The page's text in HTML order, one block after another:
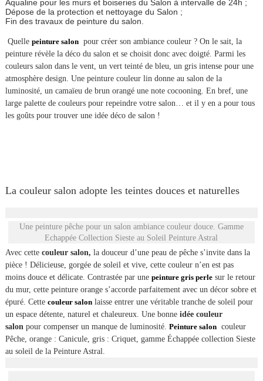
Aqualine pour les murs et boiseries du Salon à intervalle de 24h ;
Dépose de la protection et nettoyage du Salon ;
Fin des travaux de peinture du salon.
Quelle peinture salonpour créer son ambiance couleur ? On le sait, la
peinture révèle la déco du salon et se choisit donc avec doigté. Parmi les
couleurs salon dans le vent, un vert teinté de bleu, un gris intense pour une
atmosphère design. Une peinture couleur lin donne au salon de la
luminosité, un camaïeu de brun orangé une note cocooning. En bref, une
large palette de couleurs pour repeindre votre salon… et il y en a pour tous
les goûts pour trouver une idée déco de salon !
La couleur salon adopte les teintes douces et naturelles
Une peinture pêche pour un salon ambiance couleur douce. Gamme
Echappée Collection Sieste au Soleil Peinture Astral
Avec cette couleur salon, la douceur d’une peau de pêche s’invite dans la
pièce ! Délicieuse, gorgée de soleil et vive, cette couleur n’en est pas
moins douce et délicate. Contrastée par une peinture gris perle sur le retour
du mur, cette peinture orange s’accorde parfaitement avec un décor sobre et
épuré. Cette couleur salon laisse entrer une véritable tranche de soleil pour
un espace détente, naturel et chaleureux. Une bonne idée couleur
salon pour compenser un manque de luminosité. Peinture salon couleur
Pêche, orange : Canicule, gris : Criquet, gamme Échappée collection Sieste
au soleil de la Peinture Astral.